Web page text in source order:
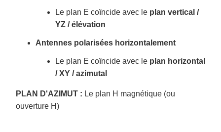
Le plan E coïncide avec le plan vertical /
YZ / élévation
Antennes polarisées horizontalement
Le plan E coïncide avec le plan horizontal
/ XY / azimutal
PLAN D'AZIMUT : Le plan H magnétique (ou
ouverture H)